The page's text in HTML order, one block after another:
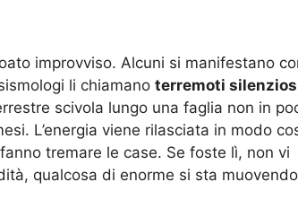
improvviso. Alcuni si manifestano
li chiamano terremoti
scivola lungo una faglia non in
L’energia viene rilasciata in modo
tremare le case. Se foste lì, non vi
qualcosa di enorme si sta